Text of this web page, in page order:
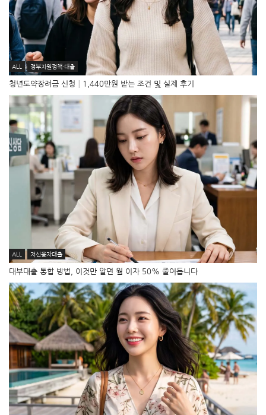
ALL 정부지원정책·대출
청년도약장려금 신청│1,440만원 받는 조건 및 실제 후기
ALL 저신용자대출
대부대출 통합 방법, 이것만 알면 월 이자 50% 줄어듭니다